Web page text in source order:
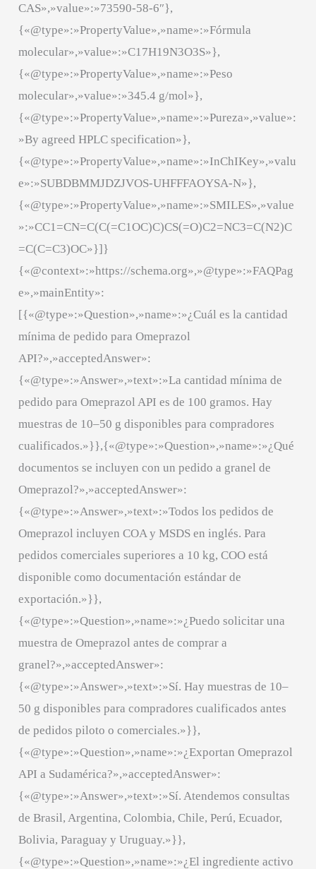
CAS»,»value»:»73590-58-6″},
{«@type»:»PropertyValue»,»name»:»Fórmula
molecular»,»value»:»C17H19N3O3S»},
{«@type»:»PropertyValue»,»name»:»Peso
molecular»,»value»:»345.4 g/mol»},
{«@type»:»PropertyValue»,»name»:»Pureza»,»value»:
»By agreed HPLC specification»},
{«@type»:»PropertyValue»,»name»:»InChIKey»,»valu
e»:»SUBDBMMJDZJVOS-UHFFFAOYSA-N»},
{«@type»:»PropertyValue»,»name»:»SMILES»,»value
»:»CC1=CN=C(C(=C1OC)C)CS(=O)C2=NC3=C(N2)C
=C(C=C3)OC»}]}
{«@context»:»https://schema.org»,»@type»:»FAQPag
e»,»mainEntity»:
[{«@type»:»Question»,»name»:»¿Cuál es la cantidad
mínima de pedido para Omeprazol
API?»,»acceptedAnswer»:
{«@type»:»Answer»,»text»:»La cantidad mínima de
pedido para Omeprazol API es de 100 gramos. Hay
muestras de 10–50 g disponibles para compradores
cualificados.»}},{«@type»:»Question»,»name»:»¿Qué
documentos se incluyen con un pedido a granel de
Omeprazol?»,»acceptedAnswer»:
{«@type»:»Answer»,»text»:»Todos los pedidos de
Omeprazol incluyen COA y MSDS en inglés. Para
pedidos comerciales superiores a 10 kg, COO está
disponible como documentación estándar de
exportación.»}},
{«@type»:»Question»,»name»:»¿Puedo solicitar una
muestra de Omeprazol antes de comprar a
granel?»,»acceptedAnswer»:
{«@type»:»Answer»,»text»:»Sí. Hay muestras de 10–
50 g disponibles para compradores cualificados antes
de pedidos piloto o comerciales.»}},
{«@type»:»Question»,»name»:»¿Exportan Omeprazol
API a Sudamérica?»,»acceptedAnswer»:
{«@type»:»Answer»,»text»:»Sí. Atendemos consultas
de Brasil, Argentina, Colombia, Chile, Perú, Ecuador,
Bolivia, Paraguay y Uruguay.»}},
{«@type»:»Question»,»name»:»¿El ingrediente activo